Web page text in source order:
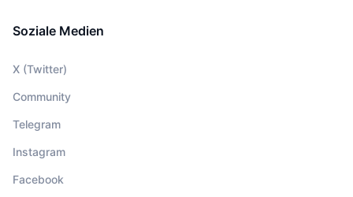
Soziale Medien
X (Twitter)
Community
Telegram
Instagram
Facebook